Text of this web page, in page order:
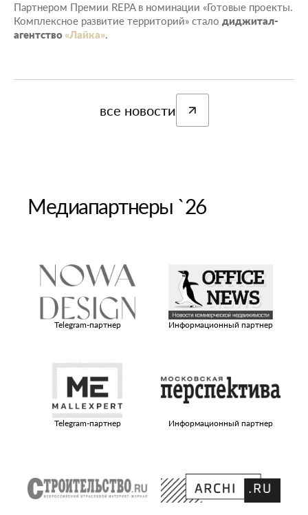
Партнером Премии REPA в номинации «Готовые проекты.
Комплексное развитие территорий» стало диджитал-
агентство «Лайка».
все новости
Медиапартнеры `26
Telegram-партнер
Telegram-партнер
Информационный партнер
Информационный партнер